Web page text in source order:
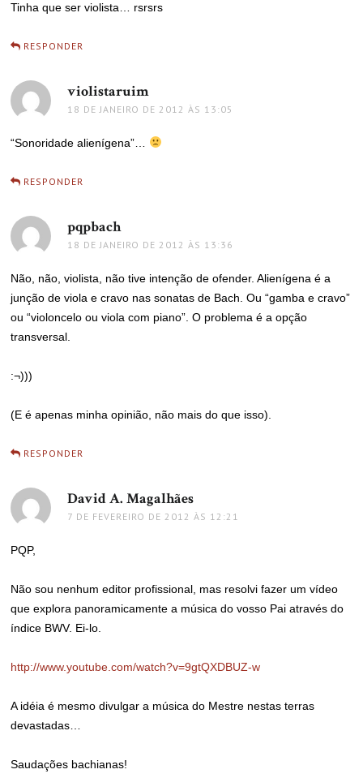
Tinha que ser violista… rsrsrs
RESPONDER
violistaruim
18 DE JANEIRO DE 2012 ÀS 13:05
“Sonoridade alienígena”…
RESPONDER
pqpbachdisse:
18 DE JANEIRO DE 2012 ÀS 13:36
Não, não, violista, não tive intenção de ofender. Alienígena é a
junção de viola e cravo nas sonatas de Bach. Ou “gamba e cravo”
ou “violoncelo ou viola com piano”. O problema é a opção
transversal.
:¬)))
(E é apenas minha opinião, não mais do que isso).
RESPONDER
David A. Magalhães
7 DE FEVEREIRO DE 2012 ÀS 12:21
PQP,
Não sou nenhum editor profissional, mas resolvi fazer um vídeo
que explora panoramicamente a música do vosso Pai através do
índice BWV. Ei-lo.
http://www.youtube.com/watch?v=9gtQXDBUZ-w
A idéia é mesmo divulgar a música do Mestre nestas terras
devastadas…
Saudações bachianas!